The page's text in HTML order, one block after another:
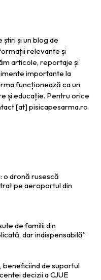
și un blog de
relevante și
articole, reportaje și
importante la
funcționează ca un
și educație. Pentru orice
[at] pisicapesarma.ro
o dronă rusescă
pe aeroportul din
de familii din
dar indispensabilă”
beneficiind de suportul
decizii a CJUE